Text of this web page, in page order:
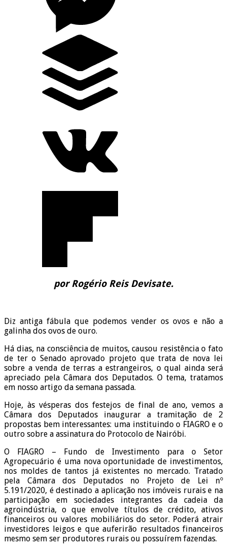
por Rogério Reis Devisate.
Diz antiga fábula que podemos vender os ovos e não a
galinha dos ovos de ouro.
Há dias, na consciência de muitos, causou resistência o fato
de ter o Senado aprovado projeto que trata de nova lei
sobre a venda de terras a estrangeiros, o qual ainda será
apreciado pela Câmara dos Deputados. O tema, tratamos
em nosso artigo da semana passada.
Hoje, às vésperas dos festejos de final de ano, vemos a
Câmara dos Deputados inaugurar a tramitação de 2
propostas bem interessantes: uma instituindo o FIAGRO e o
outro sobre a assinatura do Protocolo de Nairóbi.
O FIAGRO – Fundo de Investimento para o Setor
Agropecuário é uma nova oportunidade de investimentos,
nos moldes de tantos já existentes no mercado. Tratado
pela Câmara dos Deputados no Projeto de Lei nº
5.191/2020, é destinado a aplicação nos imóveis rurais e na
participação em sociedades integrantes da cadeia da
agroindústria, o que envolve títulos de crédito, ativos
financeiros ou valores mobiliários do setor. Poderá atrair
investidores leigos e que auferirão resultados financeiros
mesmo sem ser produtores rurais ou possuírem fazendas.